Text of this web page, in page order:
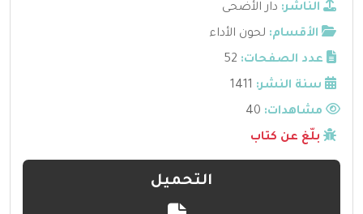
الناشر: دار الأضحى
الأقسام: لحون الأداء
عدد الصفحات: 52
سنة النشر: 1411
مشاهدات:
بلّغ عن كتاب
التحميل